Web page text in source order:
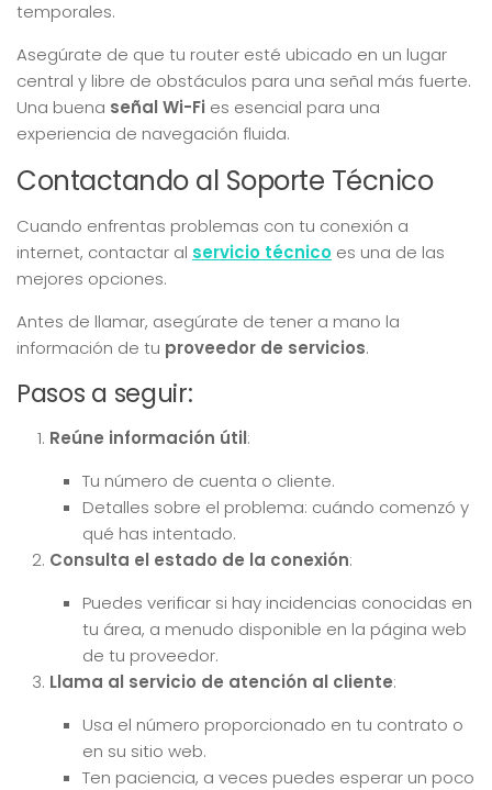
temporales.
Asegúrate de que tu router esté ubicado en un lugar
central y libre de obstáculos para una señal más fuerte.
Una buena señal Wi-Fi es esencial para una
experiencia de navegación fluida.
Contactando al Soporte Técnico
Cuando enfrentas problemas con tu conexión a
internet, contactar al servicio técnico es una de las
mejores opciones.
Antes de llamar, asegúrate de tener a mano la
información de tu proveedor de servicios.
Pasos a seguir:
Reúne información útil:
Tu número de cuenta o cliente.
Detalles sobre el problema: cuándo comenzó y
qué has intentado.
Consulta el estado de la conexión:
Puedes verificar si hay incidencias conocidas en
tu área, a menudo disponible en la página web
de tu proveedor.
Llama al servicio de atención al cliente:
Usa el número proporcionado en tu contrato o
en su sitio web.
Ten paciencia, a veces puedes esperar un poco